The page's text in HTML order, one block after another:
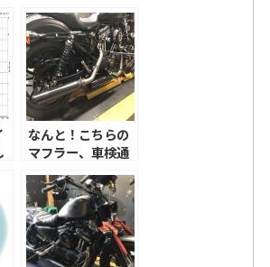
なんと！こちらの
マフラー、車検通
ります！